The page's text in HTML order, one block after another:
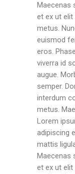
Maecenas
et ex ut
metus.
euismod
eros.
viverra id
augue.
semper.
interdum
metus.
Lorem
adipiscing
mattis
Maecenas
et ex ut